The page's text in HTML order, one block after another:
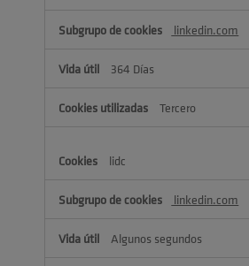
linkedin.com
364 Días
Tercero
lidc
linkedin.com
Algunos segundos